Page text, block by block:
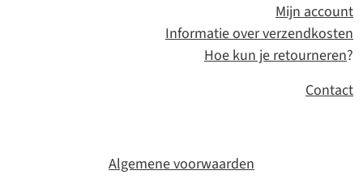
Mijn account
Informatie over verzendkosten
Hoe kun je retourneren?
Contact
Algemene voorwaarden